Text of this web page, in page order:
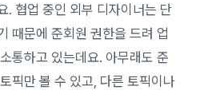
. 협업 중인 외부 디자이너는 단
때문에 준회원 권한을 드려 업
통하고 있는데요. 아무래도 준
픽만 볼 수 있고, 다른 토픽이나